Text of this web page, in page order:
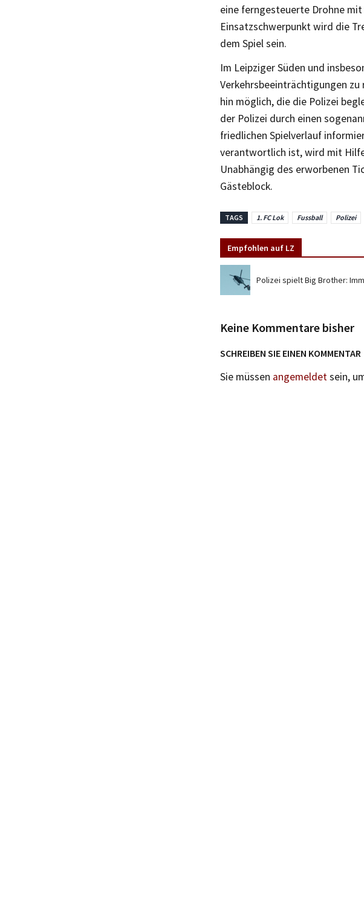
eine ferngesteuerte Drohne
Einsatzschwerpunkt wird die
dem Spiel sein.
Im Leipziger Süden und
Verkehrsbeeinträchtigungen zu
hin möglich, die die Polizei
der Polizei durch einen
friedlichen Spielverlauf
verantwortlich ist, wird mit
Unabhängig des erworbenen
Gästeblock.
TAGS 1. FC Lok Fussball Polizei
Empfohlen auf LZ
Polizei spielt Big Brother:
Keine Kommentare bisher
SCHREIBEN SIE EINEN KOMMENTAR
Sie müssen angemeldetsein,